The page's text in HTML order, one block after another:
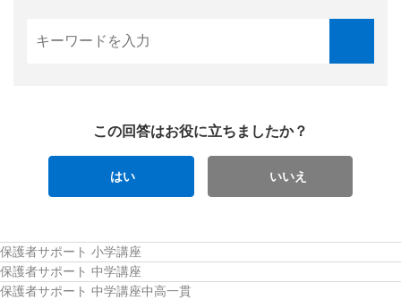
この回答はお役に立ちましたか？
はい いいえ
保護者サポート 小学講座
保護者サポート 中学講座
保護者サポート 中学講座中高一貫